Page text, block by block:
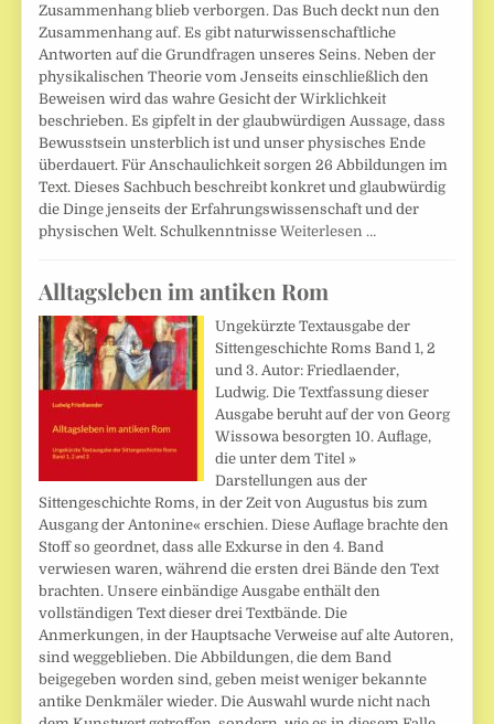
Zusammenhang blieb verborgen. Das Buch deckt nun den
Zusammenhang auf. Es gibt naturwissenschaftliche
Antworten auf die Grundfragen unseres Seins. Neben der
physikalischen Theorie vom Jenseits einschließlich den
Beweisen wird das wahre Gesicht der Wirklichkeit
beschrieben. Es gipfelt in der glaubwürdigen Aussage, dass
Bewusstsein unsterblich ist und unser physisches Ende
überdauert. Für Anschaulichkeit sorgen 26 Abbildungen im
Text. Dieses Sachbuch beschreibt konkret und glaubwürdig
die Dinge jenseits der Erfahrungswissenschaft und der
physischen Welt. SchulkenntnisseWeiterlesen …
Alltagsleben im antiken Rom
Ungekürzte Textausgabe der
Sittengeschichte Roms Band 1, 2
und 3. Autor: Friedlaender,
Ludwig. Die Textfassung dieser
Ausgabe beruht auf der von Georg
Wissowa besorgten 10. Auflage,
die unter dem Titel »
Darstellungen aus der
Sittengeschichte Roms, in der Zeit von Augustus bis zum
Ausgang der Antonine« erschien. Diese Auflage brachte den
Stoff so geordnet, dass alle Exkurse in den 4. Band
verwiesen waren, während die ersten drei Bände den Text
brachten. Unsere einbändige Ausgabe enthält den
vollständigen Text dieser drei Textbände. Die
Anmerkungen, in der Hauptsache Verweise auf alte Autoren,
sind weggeblieben. Die Abbildungen, die dem Band
beigegeben worden sind, geben meist weniger bekannte
antike Denkmäler wieder. Die Auswahl wurde nicht nach